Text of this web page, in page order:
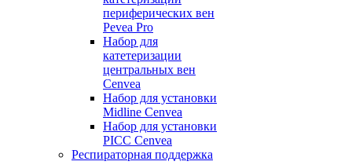
периферических вен
Pevea Pro
Набор для
катетеризации
центральных вен
Cenvea
Набор для установки
Midline Cenvea
Набор для установки
PICC Cenvea
Респираторная поддержка